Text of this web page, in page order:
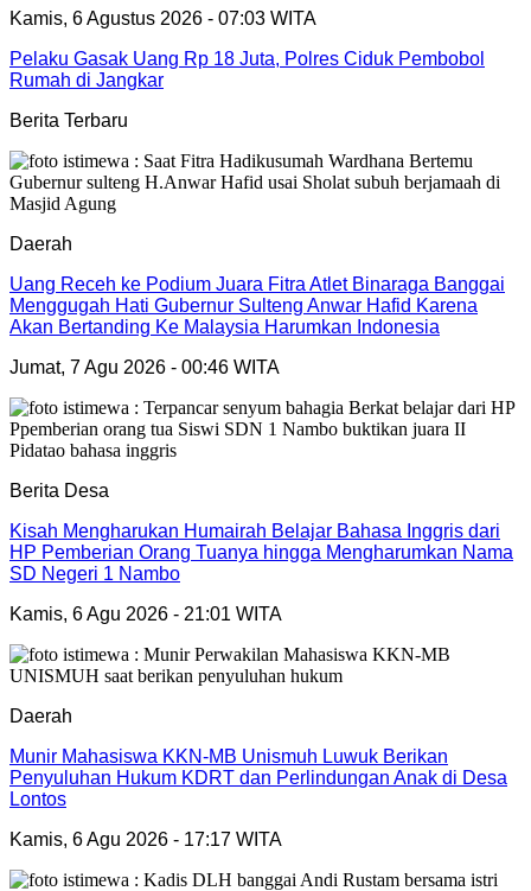
Kamis, 6 Agustus 2026 - 07:03 WITA
Pelaku Gasak Uang Rp 18 Juta, Polres Ciduk Pembobol
Rumah di Jangkar
Berita Terbaru
Daerah
Uang Receh ke Podium Juara Fitra Atlet Binaraga Banggai
Menggugah Hati Gubernur Sulteng Anwar Hafid Karena
Akan Bertanding Ke Malaysia Harumkan Indonesia
Jumat, 7 Agu 2026 - 00:46 WITA
Berita Desa
Kisah Mengharukan Humairah Belajar Bahasa Inggris dari
HP Pemberian Orang Tuanya hingga Mengharumkan Nama
SD Negeri 1 Nambo
Kamis, 6 Agu 2026 - 21:01 WITA
Daerah
Munir Mahasiswa KKN-MB Unismuh Luwuk Berikan
Penyuluhan Hukum KDRT dan Perlindungan Anak di Desa
Lontos
Kamis, 6 Agu 2026 - 17:17 WITA